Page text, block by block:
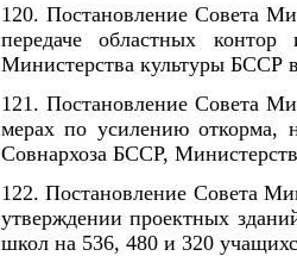
120. Постановление Совета
передаче областных
Министерства культуры БССР
121. Постановление Совета
мерах по усилению откорма,
Совнархоза БССР,
122. Постановление Совета
утверждении проектных
школ на 536, 480 и 320